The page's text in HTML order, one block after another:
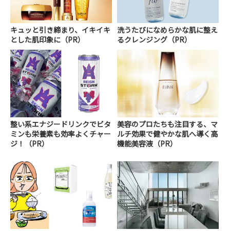
キュッと引き締まり、イキイキ
とした肌印象に（PR）
洗うたびになめらかな肌に整え
るクレンジング（PR）
整い系エナジードリンクでビタ
ミンも栄養素も効率よくチャー
ジ！（PR）
美容のプロたちも注目する、マ
ルチ効果で健やかな肌へ導く高
機能美容液（PR）